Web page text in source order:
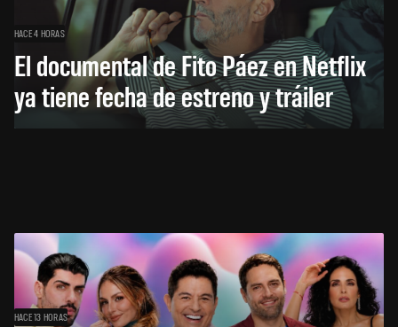
HACE 4 HORAS
El documental de Fito Páez en Netflix
ya tiene fecha de estreno y tráiler
HACE 13 HORAS